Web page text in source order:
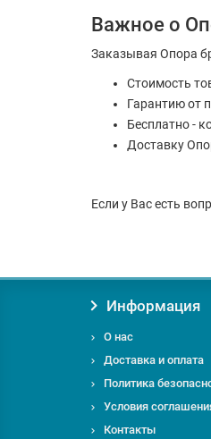
Важное о
Заказывая Опора
Стоимость
Гарантию от
Бесплатно -
Доставку
Если у Вас есть
Информация
О нас
Доставка и оплата
Политика
Условия
Контакты